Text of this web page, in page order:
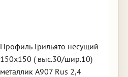
Профиль Грильято несущий
150х150 ( выс.30/шир.10)
металлик А907 Rus 2,4